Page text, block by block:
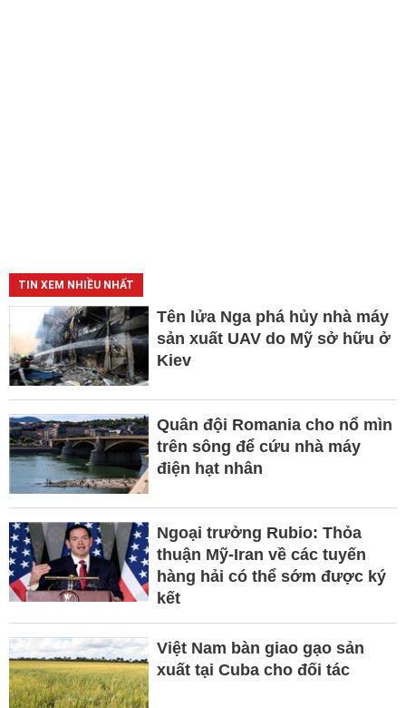
TIN XEM NHIỀU NHẤT
Tên lửa Nga phá hủy nhà máy
sản xuất UAV do Mỹ sở hữu ở
Kiev
Quân đội Romania cho nổ mìn
trên sông để cứu nhà máy
điện hạt nhân
Ngoại trưởng Rubio: Thỏa
thuận Mỹ-Iran về các tuyến
hàng hải có thể sớm được ký
kết
Việt Nam bàn giao gạo sản
xuất tại Cuba cho đối tác